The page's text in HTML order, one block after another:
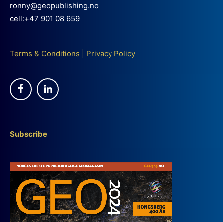
ronny@geopublishing.no
cell:+47 901 08 659
Terms & Conditions Privacy Policy
Subscribe